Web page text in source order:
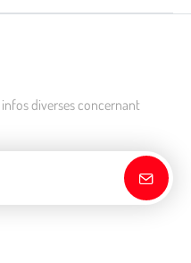
diverses concernant